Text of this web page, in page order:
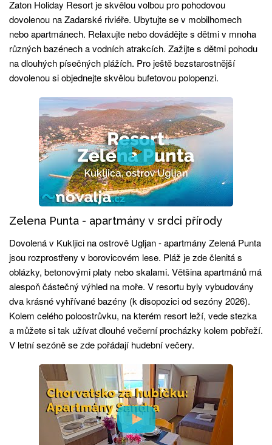
Zaton Holiday Resort je skvělou volbou pro pohodovou
dovolenou na Zadarské riviéře. Ubytujte se v mobilhomech
nebo apartmánech. Relaxujte nebo dovádějte s dětmi v mnoha
různých bazénech a vodních atrakcích. Zažijte s dětmi pohodu
na dlouhých písečných plážích. Pro ještě bezstarostnější
dovolenou si objednejte skvělou bufetovou polopenzi.
Zelena Punta - apartmány v srdci přírody
Dovolená v Kukljici na ostrově Ugljan - apartmány Zelená Punta
jsou rozprostřeny v borovicovém lese. Pláž je zde členitá s
oblázky, betonovými platy nebo skalami. Většina apartmánů má
alespoň částečný výhled na moře. V resortu byly vybudovány
dva krásné vyhřívané bazény (k disopozici od sezóny 2026).
Kolem celého poloostrůvku, na kterém resort leží, vede stezka
a můžete si tak užívat dlouhé večerní procházky kolem pobřeží.
V letní sezóně se zde pořádají hudební večery.